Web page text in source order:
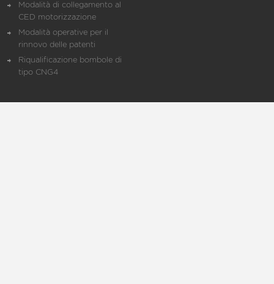
Modalità di collegamento al
CED motorizzazione
Modalità operative per il
rinnovo delle patenti
Riqualificazione bombole di
tipo CNG4